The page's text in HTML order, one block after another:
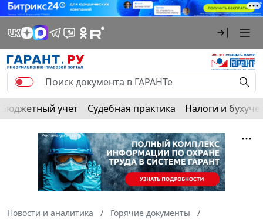
Бюджетный учет Судебная практика Налоги и
Новости и аналитика
Горячие документы